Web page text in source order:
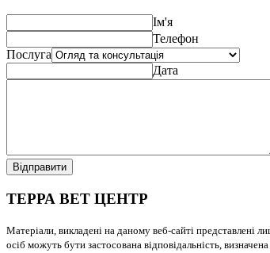
Ім'я
Телефон
Послуга
Дата
Відправити
ТЕРРА ВЕТ ЦЕНТР
Матеріали, викладені на даному веб-сайті представлені
осіб можуть бути застосована відповідальність,